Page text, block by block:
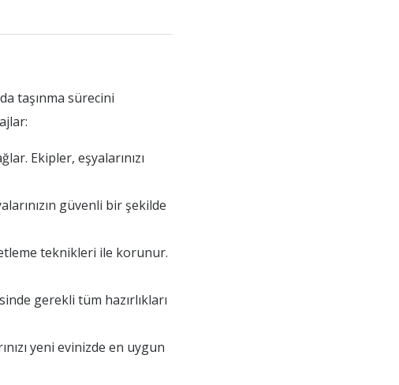
taşınma sürecini
Ekipler, eşyalarınızı
güvenli bir şekilde
teknikleri ile korunur.
gerekli tüm hazırlıkları
yeni evinizde en uygun